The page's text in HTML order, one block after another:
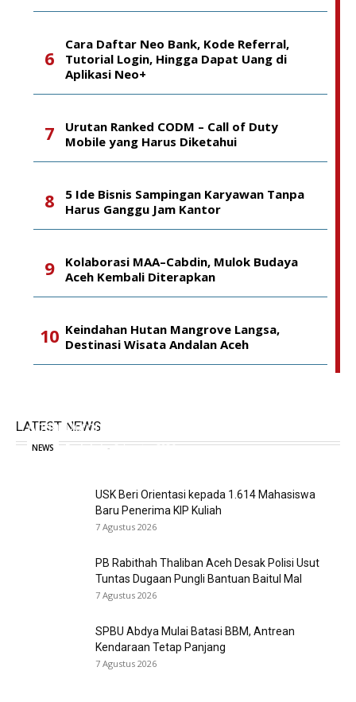
Cara Daftar Neo Bank, Kode Referral,
Tutorial Login, Hingga Dapat Uang di
Aplikasi Neo+
Urutan Ranked CODM – Call of Duty
Mobile yang Harus Diketahui
5 Ide Bisnis Sampingan Karyawan Tanpa
Harus Ganggu Jam Kantor
Kolaborasi MAA–Cabdin, Mulok Budaya
Aceh Kembali Diterapkan
Keindahan Hutan Mangrove Langsa,
Destinasi Wisata Andalan Aceh
LATEST NEWS
Aceh, Dorong Kepatuhan Zakat Badan Usaha
NEWS Redaksi - 8 Agustus 2026
USK Beri Orientasi kepada 1.614 Mahasiswa
Baru Penerima KIP Kuliah
7 Agustus 2026
PB Rabithah Thaliban Aceh Desak Polisi Usut
Tuntas Dugaan Pungli Bantuan Baitul Mal
7 Agustus 2026
SPBU Abdya Mulai Batasi BBM, Antrean
Kendaraan Tetap Panjang
7 Agustus 2026